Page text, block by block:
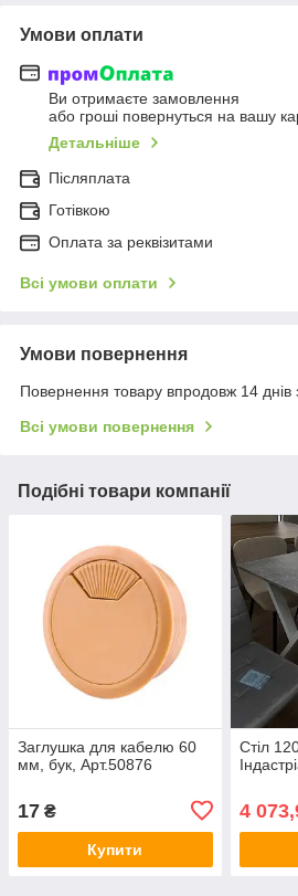
Умови оплати
Ви отримаєте замовлення
або гроші повернуться на вашу
Детальніше
Післяплата
Готівкою
Оплата за реквізитами
Всі умови оплати
Умови повернення
Повернення товару впродовж 14 днів
Всі умови повернення
Подібні товари компанії
Заглушка для кабелю 60
мм, бук, Арт.50876
17 ₴
Купити
Стіл
4